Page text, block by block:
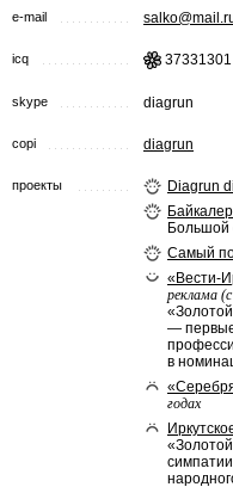
e-mail
icq 37331301
skype diagrun
copi diagrun
проекты Diagrun
Большой
Самый
«Вести-
реклама
—
в
годах